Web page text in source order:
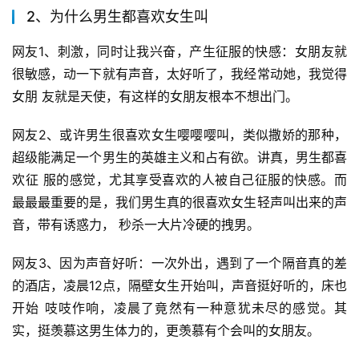
2、为什么男生都喜欢女生叫
网友1、刺激，同时让我兴奋，产生征服的快感：女朋友就
很敏感，动一下就有声音，太好听了，我经常动她，我觉得
女朋 友就是天使，有这样的女朋友根本不想出门。
网友2、或许男生很喜欢女生嘤嘤嘤叫，类似撒娇的那种，
超级能满足一个男生的英雄主义和占有欲。讲真，男生都喜
欢征 服的感觉，尤其享受喜欢的人被自己征服的快感。而
最最最重要的是，我们男生真的很喜欢女生轻声叫出来的声
音，带有诱惑力， 秒杀一大片冷硬的拽男。
网友3、因为声音好听：一次外出，遇到了一个隔音真的差
的酒店，凌晨12点，隔壁女生开始叫，声音挺好听的，床也
开始 吱吱作响，凌晨了竟然有一种意犹未尽的感觉。其
实，挺羡慕这男生体力的，更羡慕有个会叫的女朋友。